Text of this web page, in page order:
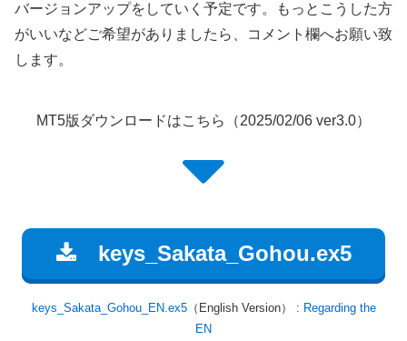
バージョンアップをしていく予定です。もっとこうした方
がいいなどご希望がありましたら、コメント欄へお願い致
します。
MT5版ダウンロードはこちら（2025/02/06 ver3.0）
keys_Sakata_Gohou.ex5
keys_Sakata_Gohou_EN.ex5（English Version） : Regarding the
EN